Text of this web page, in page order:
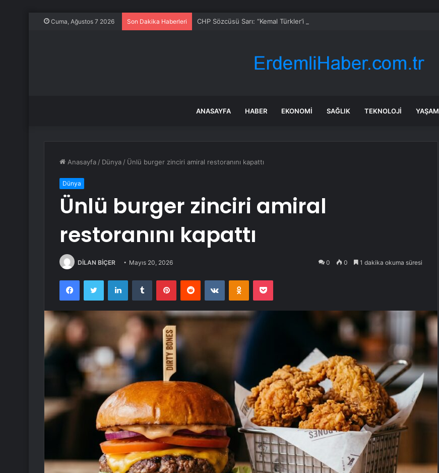
Cuma, Ağustos 7 2026 Son Dakika Haberleri CHP Sözcüsü Sarı: “Kemal Türkler’i Rahmet ve Özlemle Anıyorum”
ANASAYFA HABER EKONOMI SAĞLIK TEKNOLOJI YAŞAM
Anasayfa / Dünya / Ünlü burger zinciri amiral restoranını kapattı
Dünya
Ünlü burger zinciri amiral
restoranını kapattı
DİLAN BİÇER Mayıs 20, 2026 0 0 1 dakika okuma süresi
FacebookTwitter LinkedInTumblr PinterestReddit VKontakteOdnoklassniki
Pocket